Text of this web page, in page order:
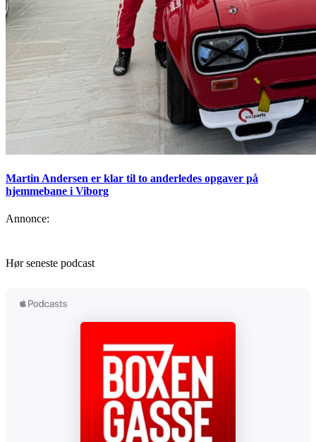
Martin Andersen er klar til to anderledes opgaver på
hjemmebane i Viborg
Annonce:
Hør seneste podcast